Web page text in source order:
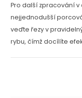
Pro další zpracování
nejjednodušší
veďte řezy v
rybu, čímž docílíte